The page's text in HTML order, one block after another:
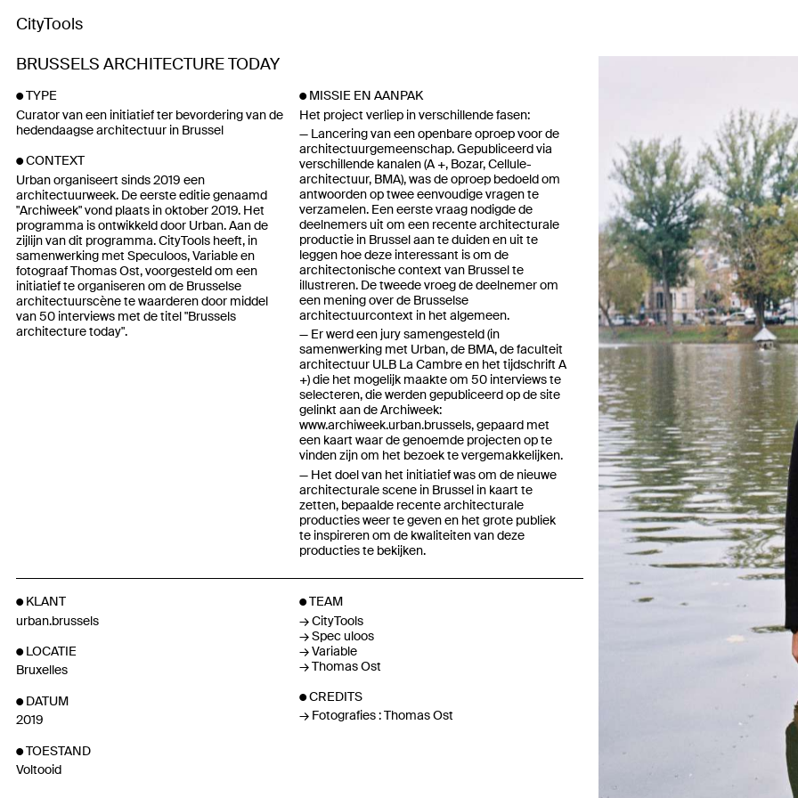
CityTools
BRUSSELS ARCHITECTURE TODAY
Previous
TYPE
Curator van een initiatief ter bevordering van de
hedendaagse architectuur in Brussel
CONTEXT
Urban organiseert sinds 2019 een
architectuurweek. De eerste editie genaamd
"Archiweek" vond plaats in oktober 2019. Het
programma is ontwikkeld door Urban. Aan de
zijlijn van dit programma. CityTools heeft, in
samenwerking met Speculoos, Variable en
fotograaf Thomas Ost, voorgesteld om een
initiatief te organiseren om de Brusselse
architectuurscène te waarderen door middel
van 50 interviews met de titel "Brussels
architecture today".
MISSIE EN AANPAK
Het project verliep in verschillende fasen:
Lancering van een openbare oproep voor de
architectuurgemeenschap. Gepubliceerd via
verschillende kanalen (A +, Bozar, Cellule-
architectuur, BMA), was de oproep bedoeld om
antwoorden op twee eenvoudige vragen te
verzamelen. Een eerste vraag nodigde de
deelnemers uit om een recente architecturale
productie in Brussel aan te duiden en uit te
leggen hoe deze interessant is om de
architectonische context van Brussel te
illustreren. De tweede vroeg de deelnemer om
een mening over de Brusselse
architectuurcontext in het algemeen.
Er werd een jury samengesteld (in
samenwerking met Urban, de BMA, de faculteit
architectuur ULB La Cambre en het tijdschrift A
+) die het mogelijk maakte om 50 interviews te
selecteren, die werden gepubliceerd op de site
gelinkt aan de Archiweek:
www.archiweek.urban.brussels, gepaard met
een kaart waar de genoemde projecten op te
vinden zijn om het bezoek te vergemakkelijken.
Het doel van het initiatief was om de nieuwe
architecturale scene in Brussel in kaart te
zetten, bepaalde recente architecturale
producties weer te geven en het grote publiek
te inspireren om de kwaliteiten van deze
producties te bekijken.
KLANT
urban.brussels
LOCATIE
Bruxelles
DATUM
2019
TOESTAND
Voltooid
TEAM
CityTools
Spec uloos
Variable
Thomas Ost
CREDITS
Fotografies : Thomas Ost